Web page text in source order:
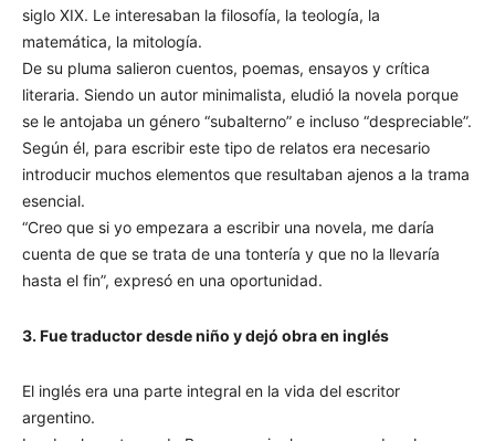
siglo XIX. Le interesaban la filosofía, la teología, la
matemática, la mitología.
De su pluma salieron cuentos, poemas, ensayos y crítica
literaria. Siendo un autor minimalista, eludió la novela porque
se le antojaba un género “subalterno” e incluso “despreciable”.
Según él, para escribir este tipo de relatos era necesario
introducir muchos elementos que resultaban ajenos a la trama
esencial.
“Creo que si yo empezara a escribir una novela, me daría
cuenta de que se trata de una tontería y que no la llevaría
hasta el fin”, expresó en una oportunidad.
3. Fue traductor desde niño y dejó obra en inglés
El inglés era una parte integral en la vida del escritor
argentino.